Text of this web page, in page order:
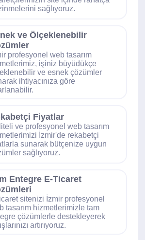
sağlıyoruz.
ve Ölçeklenebilir
profesyonel web tasarım
işiniz büyüdükçe
ve esnek çözümler
ihtiyacınıza göre
Fiyatlar
ve profesyonel web tasarım
İzmir'de rekabetçi
sunarak bütçenize uygun
sağlıyoruz.
Entegre E-Ticaret
sitenizi İzmir profesyonel
tasarım hizmetlerimizle tam
çözümlerle destekleyerek
artırıyoruz.